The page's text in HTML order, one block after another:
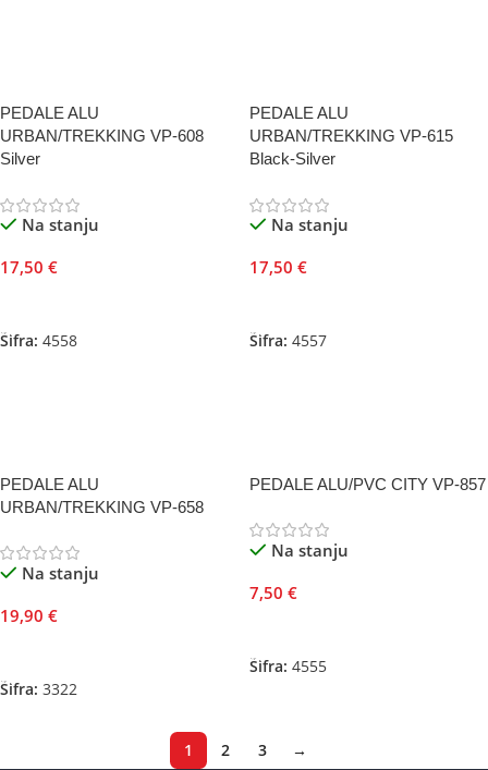
PEDALE ALU
URBAN/TREKKING VP-608
Silver
Na stanju
17,50 €
Šifra: 4558
PEDALE ALU
URBAN/TREKKING VP-615
Black-Silver
Na stanju
17,50 €
Šifra: 4557
PEDALE ALU
URBAN/TREKKING VP-658
Na stanju
19,90 €
Šifra: 3322
PEDALE ALU/PVC CITY VP-857
Na stanju
7,50 €
Šifra: 4555
1 2 3 →